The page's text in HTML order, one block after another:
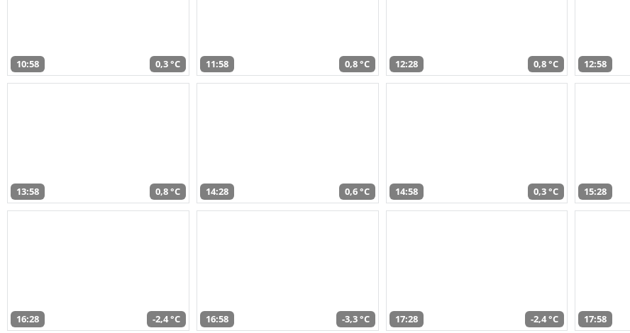
10:58 0,3 °C 11:58 0,8 °C 12:28 0,8 °C 12:58
13:58 0,8 °C 14:28 0,6 °C 14:58 0,3 °C 15:28
16:28 -2,4 °C 16:58 -3,3 °C 17:28 -2,4 °C 17:58